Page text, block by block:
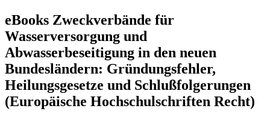
eBooks Zweckverbände für
Wasserversorgung und
Abwasserbeseitigung in den neuen
Bundesländern: Gründungsfehler,
Heilungsgesetze und Schlußfolgerungen
(Europäische Hochschulschriften Recht)